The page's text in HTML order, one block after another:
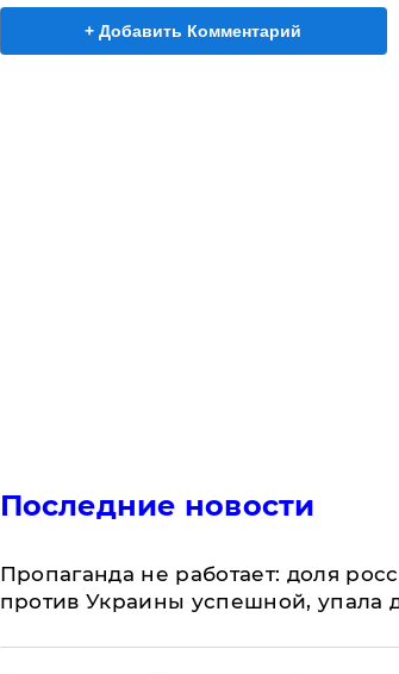
+ Добавить Комментарий
Последние новости
​Пропаганда не работает: доля
против Украины успешной, упала